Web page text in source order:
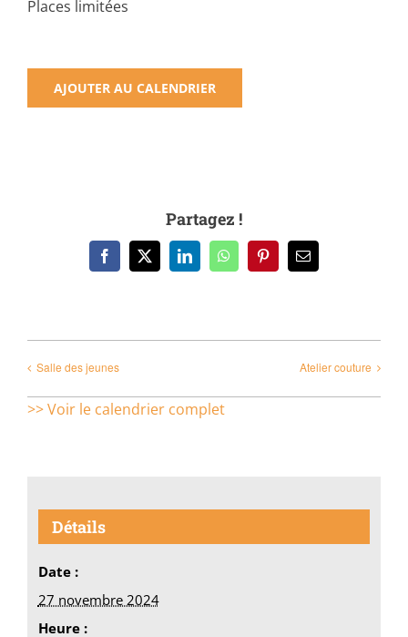
Places limitées
AJOUTER AU CALENDRIER
Partagez !
Facebook
X LinkedInWhatsAppPinterestEmail
Salle des jeunes Atelier couture
>> Voir le calendrier complet
Détails
Date :
27 novembre 2024
Heure :